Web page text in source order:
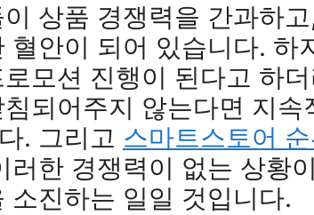
상품 경쟁력을 간과하
혈안이 되어 있습니다. 하
모션 진행이 된다고 하
되어주지 않는다면 지속
. 그리고 스마트스토어 순
러한 경쟁력이 없는 상황
소진하는 일일 것입니다.